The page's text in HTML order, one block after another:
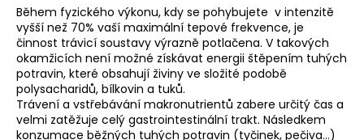
Během fyzického výkonu, kdy se pohybujete v intenzitě
vyšší než 70% vaší maximální tepové frekvence, je
činnost trávicí soustavy výrazně potlačena. V takových
okamžicích není možné získávat energii štěpením tuhých
potravin, které obsahují živiny ve složité podobě
polysacharidů, bílkovin a tuků.
Trávení a vstřebávání makronutrientů zabere určitý čas a
velmi zatěžuje celý gastrointestinální trakt. Následkem
konzumace běžných tuhých potravin (tyčinek, pečiva...)
o
p
o
t
ř
e